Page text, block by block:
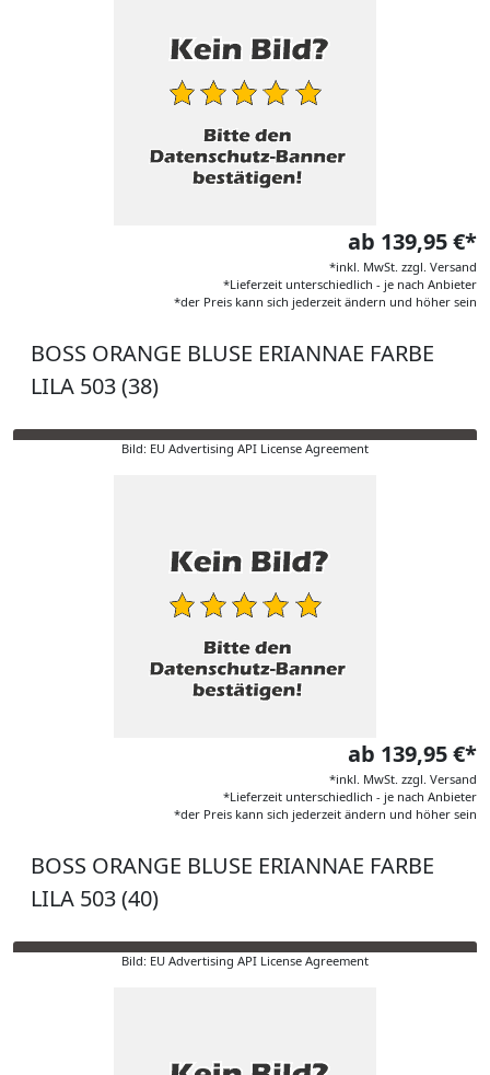
ab 139,95 €*
*inkl. MwSt. zzgl. Versand
*Lieferzeit unterschiedlich - je nach Anbieter
*der Preis kann sich jederzeit ändern und höher sein
BOSS ORANGE BLUSE ERIANNAE FARBE
LILA 503 (38)
Bild: EU Advertising API License Agreement
ab 139,95 €*
*inkl. MwSt. zzgl. Versand
*Lieferzeit unterschiedlich - je nach Anbieter
*der Preis kann sich jederzeit ändern und höher sein
BOSS ORANGE BLUSE ERIANNAE FARBE
LILA 503 (40)
Bild: EU Advertising API License Agreement